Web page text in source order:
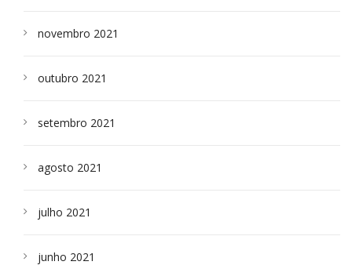
novembro 2021
outubro 2021
setembro 2021
agosto 2021
julho 2021
junho 2021